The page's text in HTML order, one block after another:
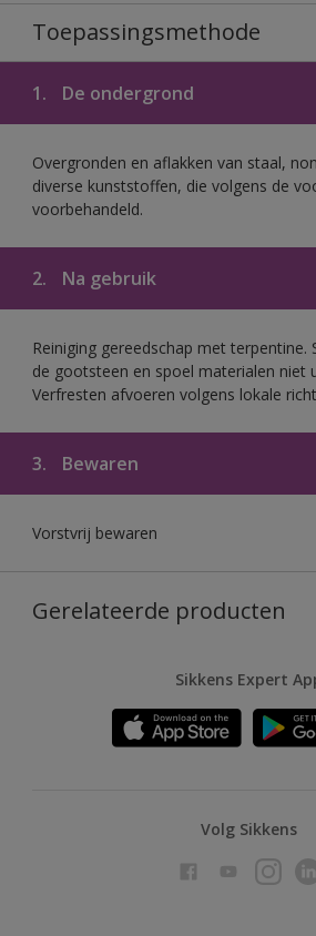
Toepassingsmethode
1. De ondergrond
Overgronden en aflakken van staal,
diverse kunststoffen, die volgens de
voorbehandeld.
2. Na gebruik
Reiniging gereedschap met
de gootsteen en spoel materialen niet
Verfresten afvoeren volgens lokale
3. Bewaren
Vorstvrij bewaren
Gerelateerde producten
Sikkens Expert
Volg Sikkens